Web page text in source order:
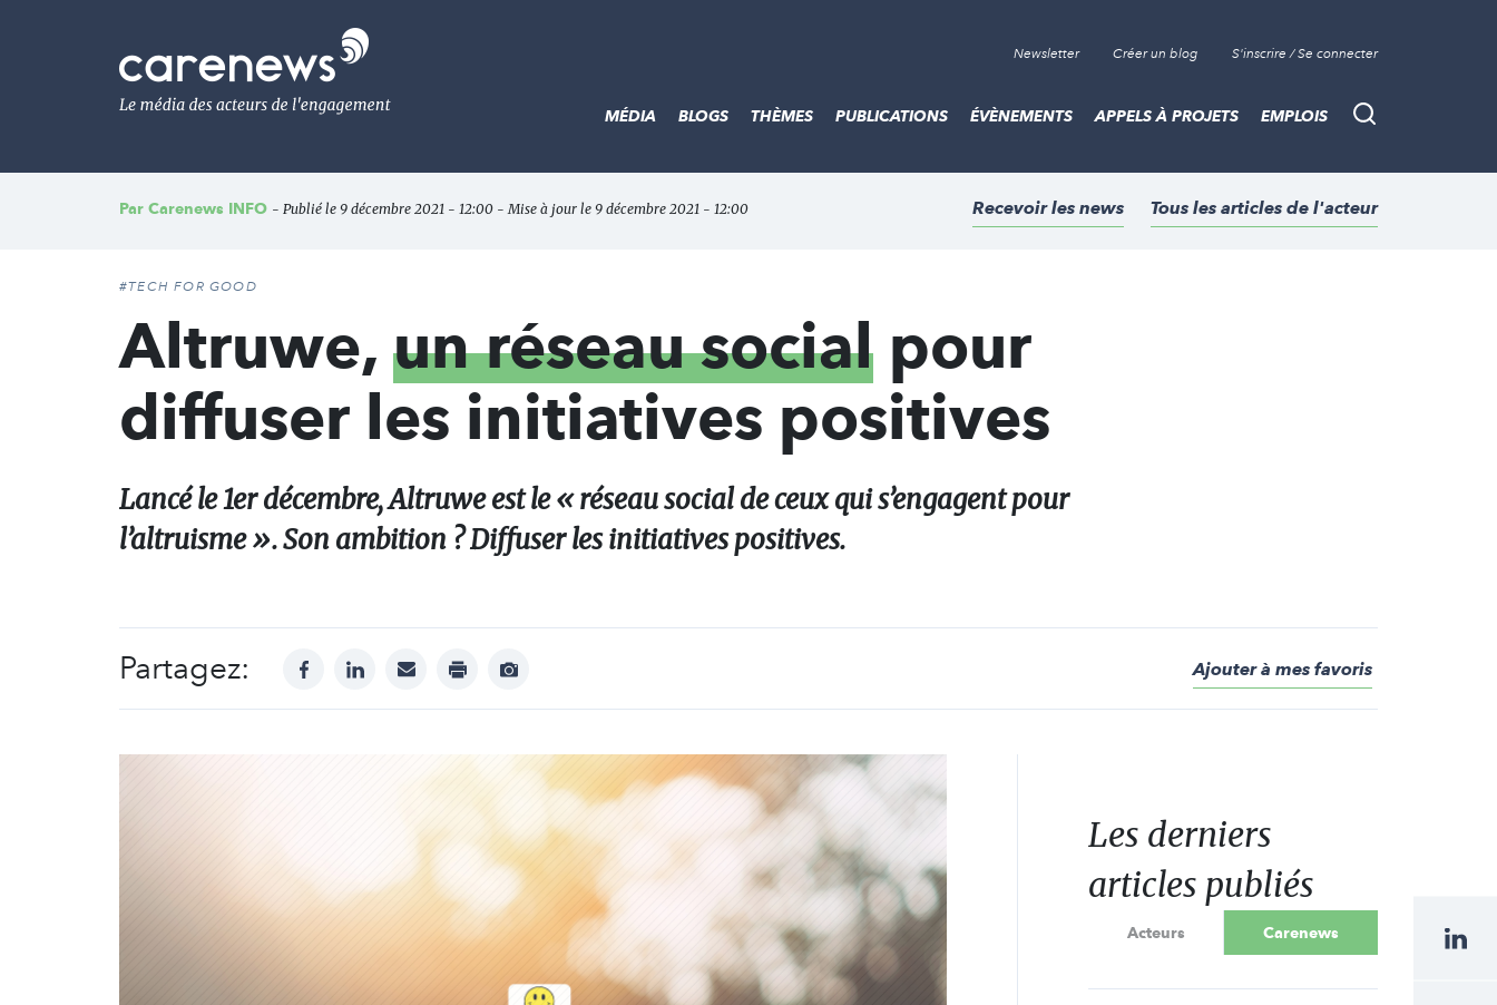
Le
média
de
l'engagement
Newsletter Créer un blog S'inscrire / Se connecter
Recherche
MÉDIA BLOGS THÈMES PUBLICATIONS ÉVÈNEMENTS APPELS À PROJETS EMPLOIS
Par Carenews INFO - Publié le 9 décembre 2021 - 12:00 - Mise à jour le 9 décembre 2021 - 12:00 Recevoir les news Tous les articles de l'acteur
#TECH FOR GOOD
Altruwe, un réseau social pour
diffuser les initiatives positives
Lancé le 1er décembre, Altruwe est le « réseau social de ceux qui s’engagent pour
l’altruisme ». Son ambition ? Diffuser les initiatives positives.
Partagez: facebooklinkedinmail print
Afficher
Ajouter à mes favoris
Les derniers
articles publiés
Acteurs Carenews